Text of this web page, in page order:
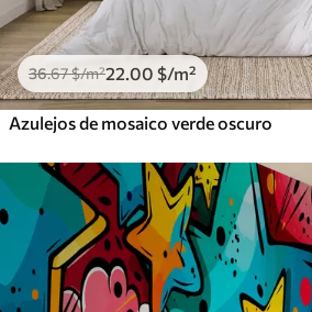
36.67$/m²22 .00 $/m²
Azulejos de mosaico verde oscuro